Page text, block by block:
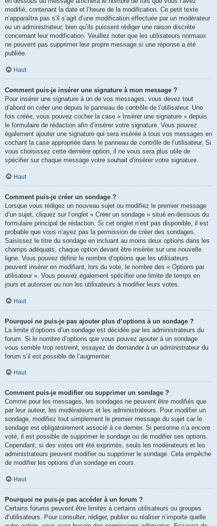
modifié, contenant la date et l’heure de la modification. Ce petit texte
n’apparaîtra pas s’il s’agit d’une modification effectuée par un modérateur
ou un administrateur, bien qu’ils puissent rédiger une raison discrète
concernant leur modification. Veuillez noter que les utilisateurs normaux
ne peuvent pas supprimer leur propre message si une réponse a été
publiée.
Haut
Comment puis-je insérer une signature à mon message ?
Pour insérer une signature à un de vos messages, vous devez tout
d’abord en créer une depuis le panneau de contrôle de l’utilisateur. Une
fois créée, vous pouvez cocher la case « Insérer une signature » depuis
le formulaire de rédaction afin d’insérer votre signature. Vous pouvez
également ajouter une signature qui sera insérée à tous vos messages en
cochant la case appropriée dans le panneau de contrôle de l’utilisateur. Si
vous choisissez cette dernière option, il ne vous sera plus utile de
spécifier sur chaque message votre souhait d’insérer votre signature.
Haut
Comment puis-je créer un sondage ?
Lorsque vous rédigez un nouveau sujet ou modifiez le premier message
d’un sujet, cliquez sur l’onglet « Créer un sondage » situé en-dessous du
formulaire principal de rédaction. Si cet onglet n’est pas disponible, il est
probable que vous n’ayez pas la permission de créer des sondages.
Saisissez le titre du sondage en incluant au moins deux options dans les
champs adéquats, chaque option devant être insérée sur une nouvelle
ligne. Vous pouvez définir le nombre d’options que les utilisateurs
peuvent insérer en modifiant, lors du vote, le nombre des « Options par
utilisateur ». Vous pouvez également spécifier une limite de temps en
jours et autoriser ou non les utilisateurs à modifier leurs votes.
Haut
Pourquoi ne puis-je pas ajouter plus d’options à un sondage ?
La limite d’options d’un sondage est décidée par les administrateurs du
forum. Si le nombre d’options que vous pouvez ajouter à un sondage
vous semble trop restreint, essayez de demander à un administrateur du
forum s’il est possible de l’augmenter.
Haut
Comment puis-je modifier ou supprimer un sondage ?
Comme pour les messages, les sondages ne peuvent être modifiés que
par leur auteur, les modérateurs et les administrateurs. Pour modifier un
sondage, modifiez tout simplement le premier message du sujet car le
sondage est obligatoirement associé à ce dernier. Si personne n’a encore
voté, il est possible de supprimer le sondage ou de modifier ses options.
Cependant, si des votes ont été exprimés, seuls les modérateurs et les
administrateurs peuvent modifier ou supprimer le sondage. Cela empêche
de modifier les options d’un sondage en cours.
Haut
Pourquoi ne puis-je pas accéder à un forum ?
Certains forums peuvent être limités à certains utilisateurs ou groupes
d’utilisateurs. Pour consulter, rédiger, publier ou réaliser n’importe quelle